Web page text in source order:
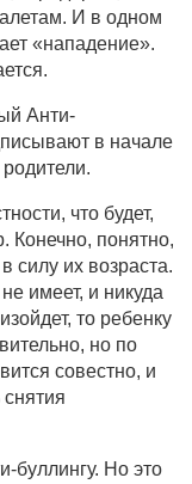
И в одном
«нападение».
Анти-
в начале
что будет,
Конечно, понятно,
силу их возраста.
имеет, и никуда
то ребенку
но по
совестно, и
буллингу. Но это